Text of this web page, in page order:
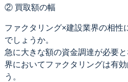
② 買取額の幅
ファクタリング×建設業界の相性
でしょうか。
急に大きな額の資金調達が必要
界においてファクタリングは有
う。